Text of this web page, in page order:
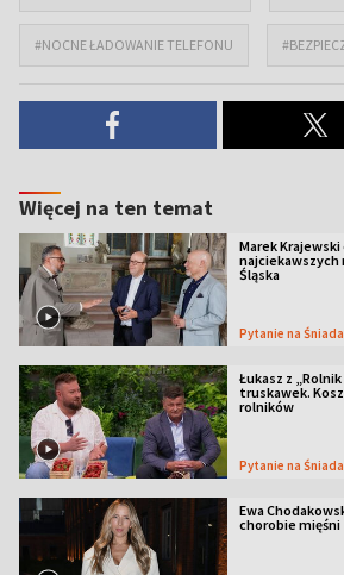
#NOCNE ŁADOWANIE TELEFONU
Więcej na ten temat
Marek
najciekawszych
Śląska
Pytanie na
Łukasz z
truskawek.
rolników
Pytanie na
Ewa
chorobie mięśni